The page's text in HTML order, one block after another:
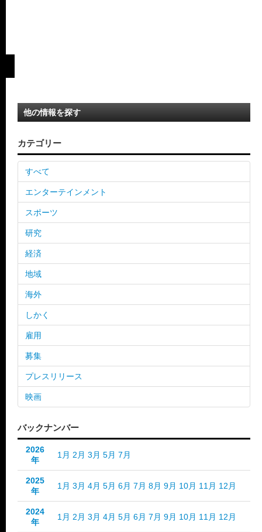
他の情報を探す
カテゴリー
すべて
エンターテインメント
スポーツ
研究
経済
地域
海外
しかく
雇用
募集
プレスリリース
映画
バックナンバー
2026
年
1月 2月 3月 5月 7月
2025
年
1月 3月 4月 5月 6月 7月 8月 9月 10月 11月 12月
2024
年
1月 2月 3月 4月 5月 6月 7月 9月 10月 11月 12月